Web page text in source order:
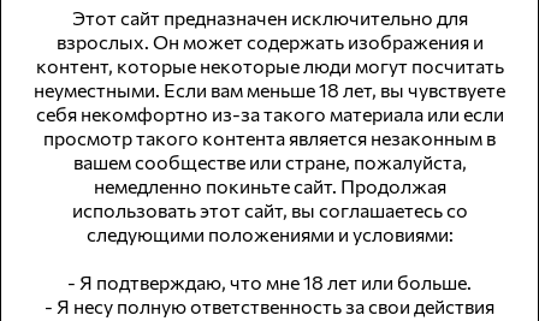
© 2026 WomWork.ru, Работа для девушек в Дербенте
сайт для совершеннолетней аудитории
не публикуем анкеты с интим-услугами
Навигация
Вакансии
Работа в
городах
Этот сайт предназначен исключительно для
взрослых. Он может содержать изображения и
контент, которые некоторые люди могут посчитать
неуместными. Если вам меньше 18 лет, вы чувствуете
себя некомфортно из-за такого материала или если
просмотр такого контента является незаконным в
вашем сообществе или стране, пожалуйста,
немедленно покиньте сайт. Продолжая
использовать этот сайт, вы соглашаетесь со
следующими положениями и условиями:
- Я подтверждаю, что мне 18 лет или больше.
- Я несу полную ответственность за свои действия